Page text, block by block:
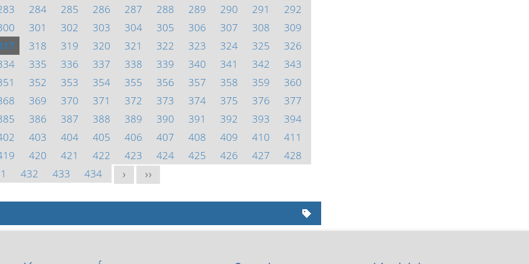
284 285 286 287 288 289 290 291
292
301 302 303 304 305 306 307 308
309
318 319 320 321 322 323 324 325
326
335 336 337 338 339 340 341 342
343
352 353 354 355 356 357 358 359
360
369 370 371 372 373 374 375 376
377
386 387 388 389 390 391 392 393
394
403 404 405 406 407 408 409 410
411
420 421 422 423 424 425 426 427
428
432 433 434 > >>